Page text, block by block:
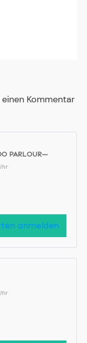
einen Kommentar
PARLOUR—
anmelden